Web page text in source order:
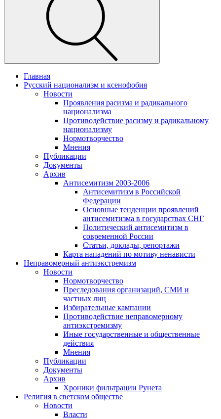
Главная
Русский национализм и ксенофобия
Новости
Проявления расизма и радикального
национализма
Противодействие расизму и радикальному
национализму
Нормотворчество
Мнения
Публикации
Документы
Архив
Антисемитизм 2003-2006
Антисемитизм в Российской
Федерации
Основные тенденции проявлений
антисемитизма в государствах СНГ
Политический антисемитизм в
современной России
Статьи, доклады, репортажи
Карта нападений по мотиву ненависти
Неправомерный антиэкстремизм
Новости
Нормотворчество
Преследования организаций, СМИ и
частных лиц
Избирательные кампании
Противодействие неправомерному
антиэкстремизму
Иные государственные и общественные
действия
Мнения
Публикации
Документы
Архив
Хроники фильтрации Рунета
Религия в светском обществе
Новости
Власти